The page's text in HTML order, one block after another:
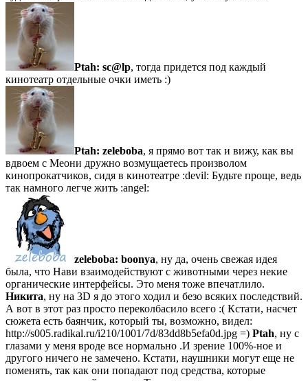
Ptah: sc@lp, тогда придется под каждый
кинотеатр отдельные очки иметь :)
Ptah: zeleboba, я прямо вот так и вижу, как вы
вдвоем с Меони дружно возмущаетесь произволом
кинопрокатчиков, сидя в кинотеатре :devil: Будьте проще, ведь
так намного легче жить :angel:
zeleboba: boonya, ну да, очень свежая идея
была, что Нави взаимодействуют с животными через некие
органические интерфейсы. Это меня тоже впечатлило.
Никита, ну на 3D я до этого ходил и безо всяких последствий.
А вот в этот раз просто переколбасило всего :( Кстати, насчет
сюжета есть баянчик, который ты, возможно, видел:
http://s005.radikal.ru/i210/1001/7d/83dd8b5efa0d.jpg =) Ptah, ну с
глазами у меня вроде все нормально .И зрение 100%-ное и
другого ничего не замечено. Кстати, наушники могут еще не
поменять, так как они попадают под средства, которые